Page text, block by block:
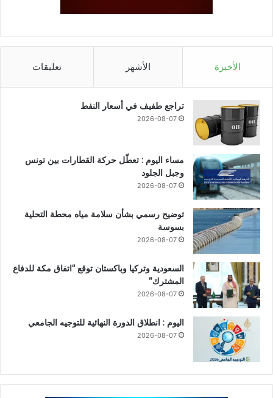
الأخيرة الأشهر تعليقات
تراجع طفيف في أسعار النفط
2026-08-07
مساء اليوم : تعطّل حركة القطارات بين تونس
وجبل الجلود
2026-08-07
توضيح رسمي بشأن سلامة مياه محطة التحلية
بسوسة
2026-08-07
السعودية وتركيا وباكستان توقع “اتفاق مكة للدفاع
المشترك”
2026-08-07
اليوم : انطلاق الدورة النهائية للتوجيه الجامعي
2026-08-07